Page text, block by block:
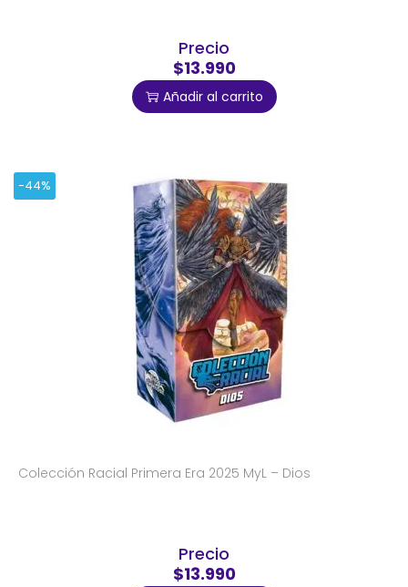
Precio
$13.990
Añadir al carrito
-44%
Colección Racial Primera Era 2025 MyL – Dios
Precio
$13.990